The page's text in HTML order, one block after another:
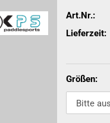
Zubehör
DryBags - Packsack
Art.Nr.:
Lieferzeit:
Größen: